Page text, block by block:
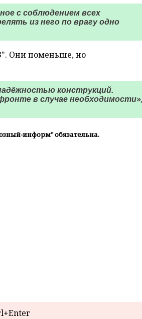
с соблюдением всех
из него по врагу одно
Они поменьше, но
конструкций.
в случае необходимости»,
информ" обязательна.